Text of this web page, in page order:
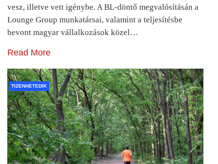
vesz, illetve vett igénybe. A BL-döntő megvalósításán a
Lounge Group munkatársai, valamint a teljesítésbe
bevont magyar vállalkozások közel…
Read More
TIZENHETEDIK